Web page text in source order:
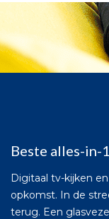
Beste alles-in-
Digitaal tv-kijken
opkomst. In de
terug. Een